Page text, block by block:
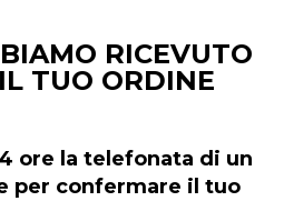
RICEVUTO
IL TUO ORDINE
ore la telefonata di un
per confermare il tuo